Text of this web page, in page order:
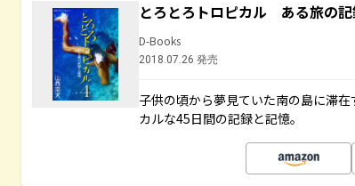
とろとろトロピカル ある旅の
D-Books
2018.07.26 発売
子供の頃から夢見ていた南の島に滞
カルな45日間の記録と記憶。